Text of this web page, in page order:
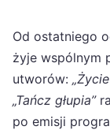
Od ostatniego
żyje wspólnym
utworów:
„Tańcz głupia”
po emisji